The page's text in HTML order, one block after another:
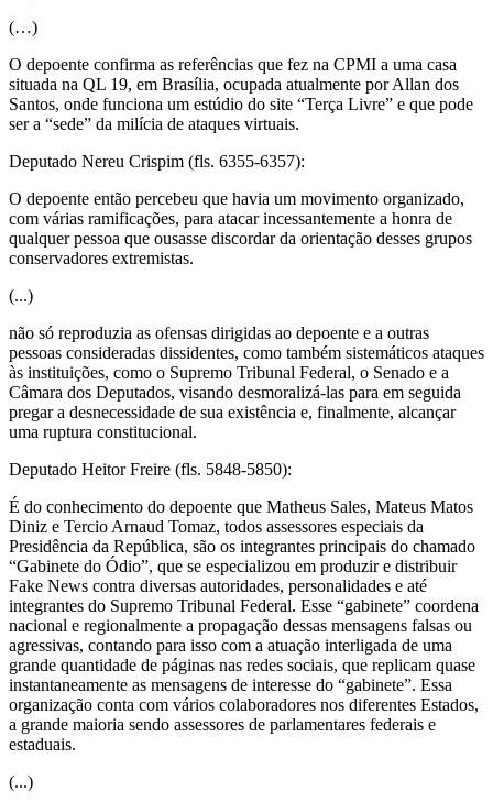
(…)
O depoente confirma as referências que fez na CPMI a uma casa
situada na QL 19, em Brasília, ocupada atualmente por Allan dos
Santos, onde funciona um estúdio do site “Terça Livre” e que pode
ser a “sede” da milícia de ataques virtuais.
Deputado Nereu Crispim (fls. 6355-6357):
O depoente então percebeu que havia um movimento organizado,
com várias ramificações, para atacar incessantemente a honra de
qualquer pessoa que ousasse discordar da orientação desses grupos
conservadores extremistas.
(...)
não só reproduzia as ofensas dirigidas ao depoente e a outras
pessoas consideradas dissidentes, como também sistemáticos ataques
às instituições, como o Supremo Tribunal Federal, o Senado e a
Câmara dos Deputados, visando desmoralizá-las para em seguida
pregar a desnecessidade de sua existência e, finalmente, alcançar
uma ruptura constitucional.
Deputado Heitor Freire (fls. 5848-5850):
É do conhecimento do depoente que Matheus Sales, Mateus Matos
Diniz e Tercio Arnaud Tomaz, todos assessores especiais da
Presidência da República, são os integrantes principais do chamado
“Gabinete do Ódio”, que se especializou em produzir e distribuir
Fake News contra diversas autoridades, personalidades e até
integrantes do Supremo Tribunal Federal. Esse “gabinete” coordena
nacional e regionalmente a propagação dessas mensagens falsas ou
agressivas, contando para isso com a atuação interligada de uma
grande quantidade de páginas nas redes sociais, que replicam quase
instantaneamente as mensagens de interesse do “gabinete”. Essa
organização conta com vários colaboradores nos diferentes Estados,
a grande maioria sendo assessores de parlamentares federais e
estaduais.
(...)